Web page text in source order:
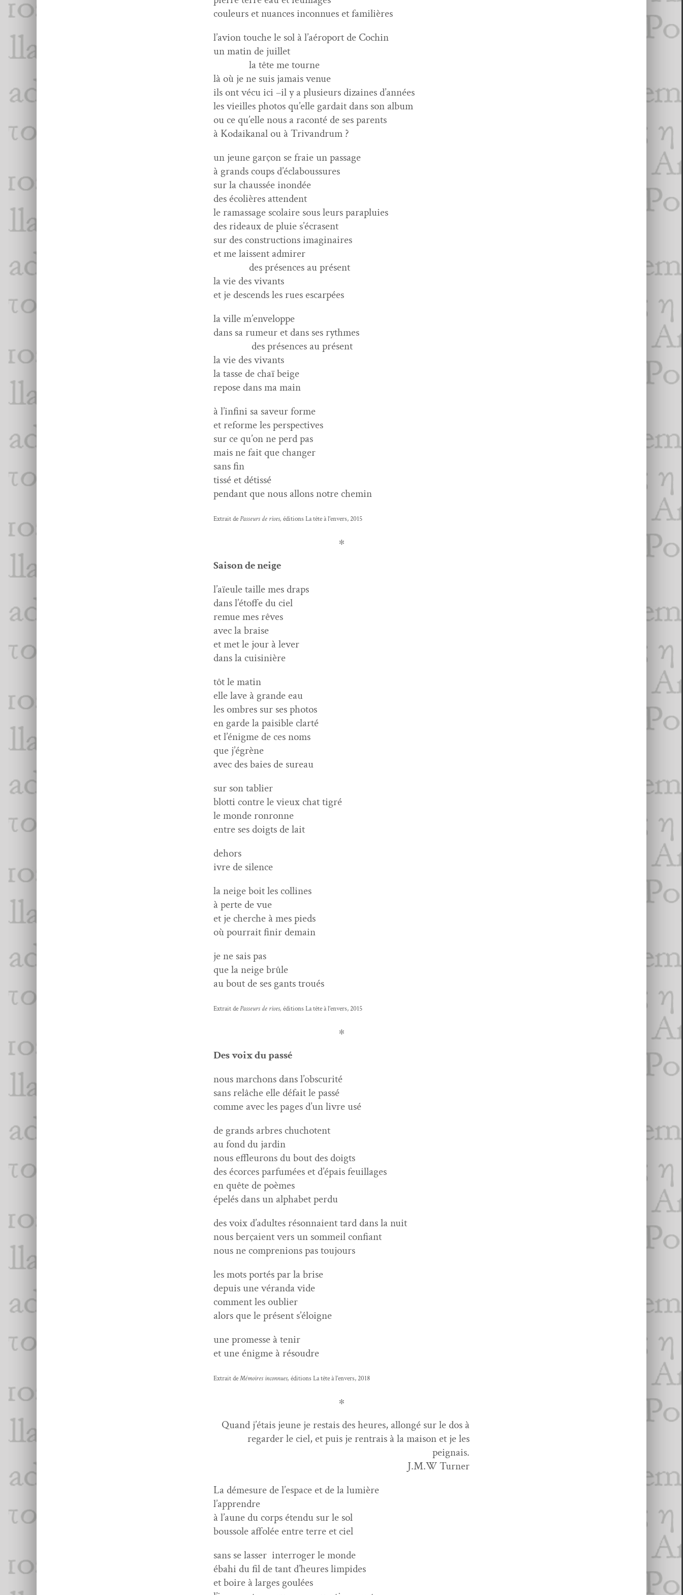
couleurs et nuances incon­nues et familières
l’avion touche le sol à l’aéroport de Cochin
un matin de juillet
la tête me tourne
là où je ne suis jamais venue
ils ont vécu ici –il y a plusieurs dizaines d’années
les vieilles pho­tos qu’elle gar­dait dans son album
ou ce qu’elle nous a racon­té de ses parents
à Kodaikanal ou à Trivandrum ?
un jeune garçon se fraie un passage
à grands coups d’éclaboussures
sur la chaussée inondée
des écol­ières attendent
le ramas­sage sco­laire sous leurs parapluies
des rideaux de pluie s’écrasent
sur des con­struc­tions imaginaires
et me lais­sent admirer
des présences au présent
la vie des vivants
et je descends les rues escarpées
la ville m’enveloppe
dans sa rumeur et dans ses rythmes
des présences au présent
la vie des vivants
la tasse de chaï beige
repose dans ma main
à l’infini sa saveur forme
et reforme les perspectives
sur ce qu’on ne perd pas
mais ne fait que changer
sans fin
tis­sé et détissé
pen­dant que nous allons notre chemin
Extrait dePasseurs de rives, édi­tions La tête à l’envers, 2015
∗
Sai­son de neige
l’aïeule taille mes draps
dans l’étoffe du ciel
remue mes rêves
avec la braise
et met le jour à lever
dans la cuisinière
tôt le matin
elle lave à grande eau
les ombres sur ses photos
en garde la pais­i­ble clarté
et l’énigme de ces noms
que j’égrène
avec des baies de sureau
sur son tablier
blot­ti con­tre le vieux chat tigré
le monde ronronne
entre ses doigts de lait
dehors
ivre de silence
la neige boit les collines
à perte de vue
et je cherche à mes pieds
où pour­rait finir demain
je ne sais pas
que la neige brûle
au bout de ses gants troués
Extrait dePasseurs de rives, édi­tions La tête à l’envers, 2015
∗
Des voix du passé
nous mar­chons dans l’obscurité
sans relâche elle défait le passé
comme avec les pages d’un livre usé
de grands arbres chuchotent
au fond du jardin
nous effleu­rons du bout des doigts
des écorces par­fumées et d’épais feuillages
en quête de poèmes
épelés dans un alpha­bet perdu
des voix d’adultes réson­naient tard dans la nuit
nous berçaient vers un som­meil confiant
nous ne com­pre­nions pas toujours
les mots portés par la brise
depuis une véran­da vide
com­ment les oublier
alors que le présent s’éloigne
une promesse à tenir
et une énigme à résoudre
Extrait deMémoires incon­nues, édi­tions La tête à l’envers, 2018
∗
Quand j’étais jeune je restais des heures, allongé sur le dos à
regarder le ciel, et puis je ren­trais à la mai­son et je les
peignais.
J.M.W Turner
La démesure de l’espace et de la lumière
l’apprendre
à l’aune du corps éten­du sur le sol
bous­sole affolée entre terre et ciel
sans se lass­er inter­roger le monde
ébahi du fil de tant d’heures limpides
et boire à larges goulées